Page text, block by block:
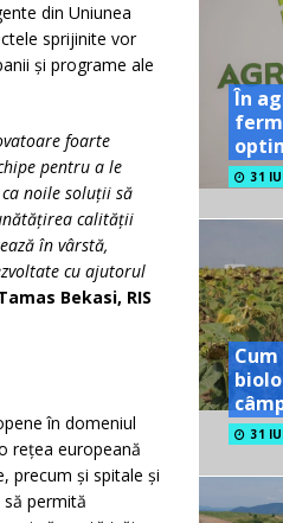
din Uniunea
sprijinite vor
și programe ale
foarte
pentru a le
noile soluții să
calității
în vârstă,
cu ajutorul
Bekasi, RIS
în domeniul
rețea europeană
precum și spitale și
permită
În
31
31